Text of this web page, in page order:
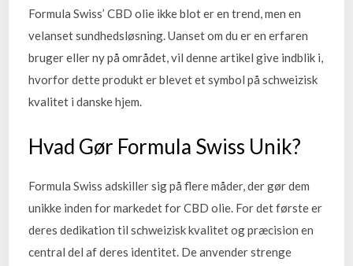
Formula Swiss’ CBD olie ikke blot er en trend, men en
velanset sundhedsløsning. Uanset om du er en erfaren
bruger eller ny på området, vil denne artikel give indblik i,
hvorfor dette produkt er blevet et symbol på schweizisk
kvalitet i danske hjem.
Hvad Gør Formula Swiss Unik?
Formula Swiss adskiller sig på flere måder, der gør dem
unikke inden for markedet for CBD olie. For det første er
deres dedikation til schweizisk kvalitet og præcision en
central del af deres identitet. De anvender strenge